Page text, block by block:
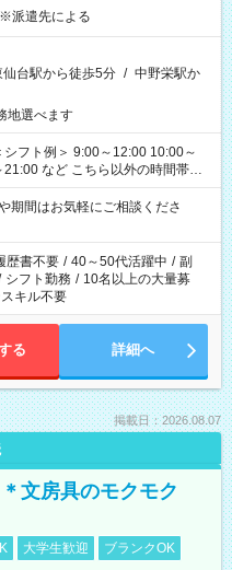
派遣先による
仙台駅から徒歩5分 / 中野栄駅か
地選べます
以外の時間帯も
間はお気軽にご相談くださ
歴書不要 / 40～50代活躍中 / 副
シフト勤務 / 10名以上の大量募
キル不要
る 詳細へ
掲載日：2026.08.07
文房具のモクモク
大学生歓迎
ブランクOK